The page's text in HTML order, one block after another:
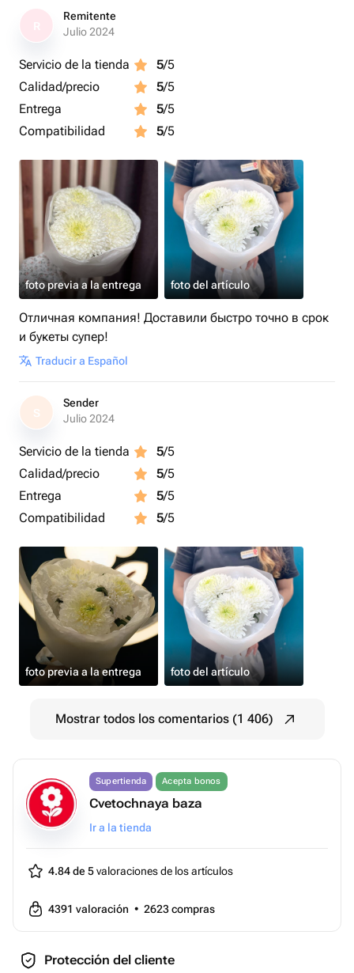
Remitente
Julio 2024
Servicio de la tienda 5/5
Calidad/precio
5/5
Entrega
5/5
Compatibilidad
5/5
foto previa a la entrega foto del artículo
Отличная компания! Доставили быстро точно в срок
и букеты супер!
Traducir a Español
S
Sender
Julio 2024
Servicio de la tienda 5/5
Calidad/precio
5/5
Entrega
5/5
Compatibilidad
5/5
foto previa a la entrega foto del artículo
Mostrar todos los comentarios (1 406)
Supertienda Acepta bonos
Cvetochnaya baza
Ir a la tienda
4.84 de 5valoraciones de los artículos
4391 valoración • 2623compras
Protección del cliente